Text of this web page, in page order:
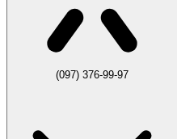
(097) 376-99-97